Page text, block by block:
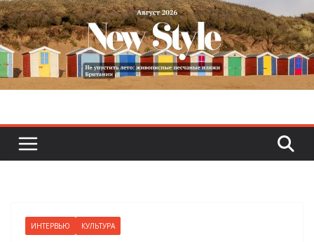
Skip
to
content
ИНТЕРВЬЮ КУЛЬТУРА